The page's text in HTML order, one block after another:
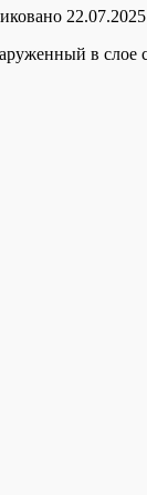
22.07.2025
в слое